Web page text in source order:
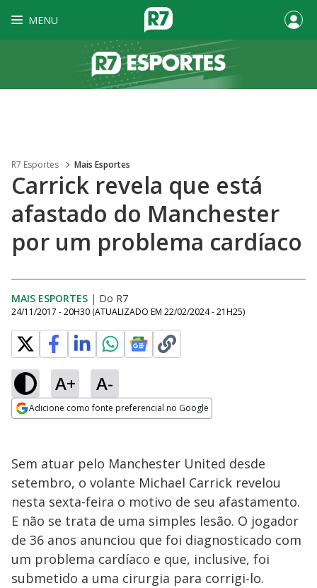
MENU
R7 Esportes Mais Esportes
Carrick revela que está
afastado do Manchester
por um problema cardíaco
MAIS ESPORTES | Do R7
24/11/2017 - 20H30 (ATUALIZADO EM 22/02/2024 - 21H25)
A+ A-
Adicione como fonte preferencial no Google
Sem atuar pelo Manchester United desde
setembro, o volante Michael Carrick revelou
nesta sexta-feira o motivo de seu afastamento.
E não se trata de uma simples lesão. O jogador
de 36 anos anunciou que foi diagnosticado com
um problema cardíaco e que, inclusive, foi
submetido a uma cirurgia para corrigi-lo.